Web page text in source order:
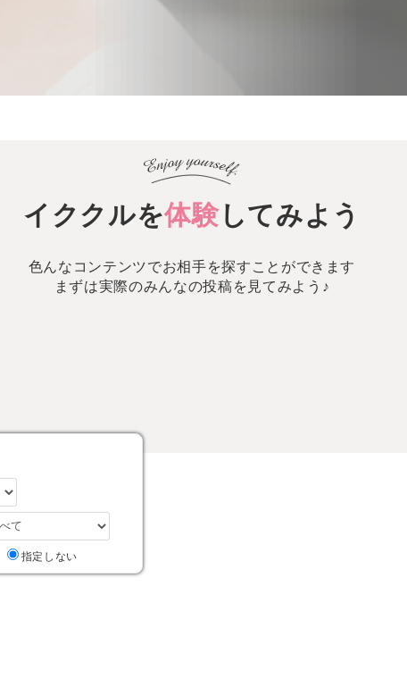
イククルを体験してみよう
色んなコンテンツでお相手を探すことができます
まずは実際のみんなの投稿を見てみよう♪
指定しない